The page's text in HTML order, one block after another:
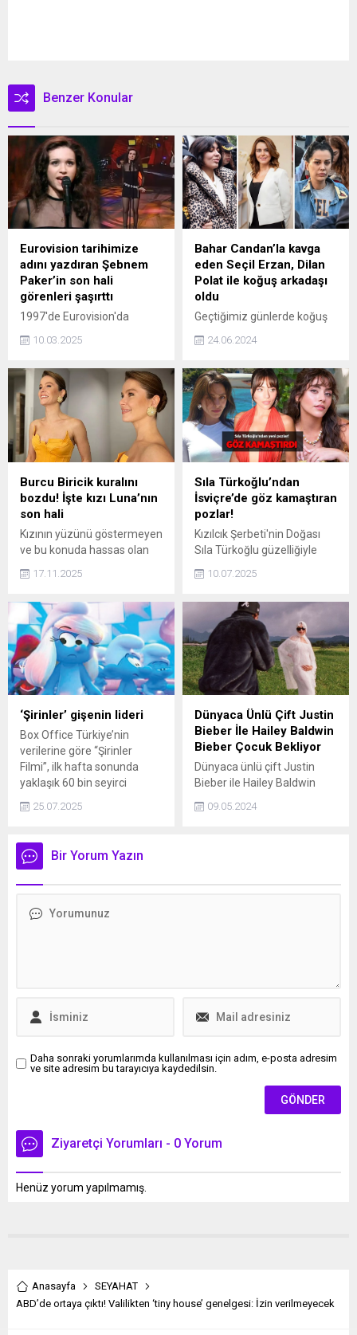
Benzer Konular
Eurovision tarihimize
adını yazdıran Şebnem
Paker’in son hali
görenleri şaşırttı
1997'de Eurovision'da
Şebnem Paker'in son halini
Yarışmadan sonra kendisini
bekleyen büyük şöhreti
geride bırakıp asıl mesleği
olan müzik öğretmenliğine
dönen 47 yaşındaki
şarkıcının yıllara meydan
okuyan güzelliği övgü
topladı.
10.03.2025
Bahar Candan’la kavga
eden Seçil Erzan, Dilan
Polat ile koğuş arkadaşı
oldu
Geçtiğimiz günlerde koğuş
kavga eden Seçil Erzan,
kalmaya başladı. Gününün
büyük bir kısmını avukatı ile
görüşerek geçiren Polat ile
vaktini yargılandığı dava
dosyasını incelemekle
geçiren Erzan, birbiriyle
iletişim kurmuyor.
24.06.2024
Burcu Biricik kuralını
bozdu! İşte kızı Luna’nın
son hali
Kızının yüzünü göstermeyen
ve bu konuda hassas olan
sefer kuralını bozdu. Ünlü
karelerini Instagram'dan
paylaştı.
17.11.2025
Sıla Türkoğlu’ndan
İsviçre’de göz kamaştıran
pozlar!
Kızılcık Şerbeti'nin Doğası
Sıla Türkoğlu güzelliğiyle
iş için gittiği İsviçre'den
takipçileriyle paylaştı.
10.07.2025
‘Şirinler’ gişenin lideri
Box Office Türkiye’nin
verilerine göre “Şirinler
Filmi”, ilk hafta sonunda
yaklaşık 60 bin seyirci
yeni lideri oldu.
25.07.2025
Dünyaca Ünlü Çift Justin
Bieber İle Hailey Baldwin
Bieber Çocuk Bekliyor
Dünyaca ünlü çift Justin
Bieber ile Hailey Baldwin
detaylar...
09.05.2024
Bir Yorum Yazın
Daha sonraki yorumlarımda kullanılması için adım, e-posta adresim
ve site adresim bu tarayıcıya kaydedilsin.
Ziyaretçi Yorumları - 0 Yorum
Henüz yorum yapılmamış.
Anasayfa
SEYAHAT
ABD’de ortaya çıktı! Valilikten ‘tiny house’ genelgesi: İzin verilmeyecek